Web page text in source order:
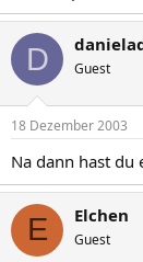
D Guest
18 Dezember 2003
Na dann hast du
E Elchen
Guest